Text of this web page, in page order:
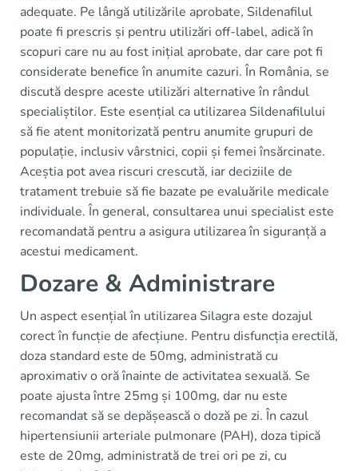
adequate. Pe lângă utilizările aprobate, Sildenafilul
poate fi prescris și pentru utilizări off-label, adică în
scopuri care nu au fost inițial aprobate, dar care pot fi
considerate benefice în anumite cazuri. În România, se
discută despre aceste utilizări alternative în rândul
specialiștilor. Este esențial ca utilizarea Sildenafilului
să fie atent monitorizată pentru anumite grupuri de
populație, inclusiv vârstnici, copii și femei însărcinate.
Aceștia pot avea riscuri crescută, iar deciziile de
tratament trebuie să fie bazate pe evaluările medicale
individuale. În general, consultarea unui specialist este
recomandată pentru a asigura utilizarea în siguranță a
acestui medicament.
Dozare & Administrare
Un aspect esențial în utilizarea Silagra este dozajul
corect în funcție de afecțiune. Pentru disfuncția erectilă,
doza standard este de 50mg, administrată cu
aproximativ o oră înainte de activitatea sexuală. Se
poate ajusta între 25mg și 100mg, dar nu este
recomandat să se depășească o doză pe zi. În cazul
hipertensiunii arteriale pulmonare (PAH), doza tipică
este de 20mg, administrată de trei ori pe zi, cu